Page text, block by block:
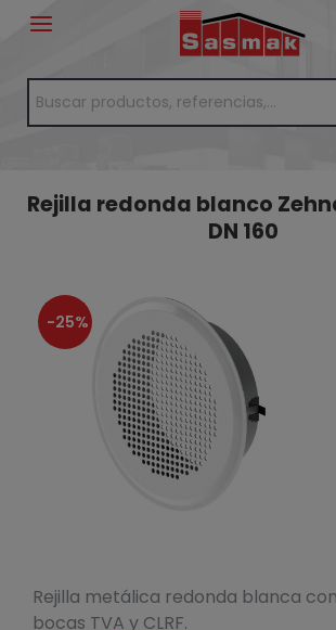
Rejilla redonda blanco
DN 160
-25%
Rejilla metálica redonda blanca
bocas TVA y CLRF.